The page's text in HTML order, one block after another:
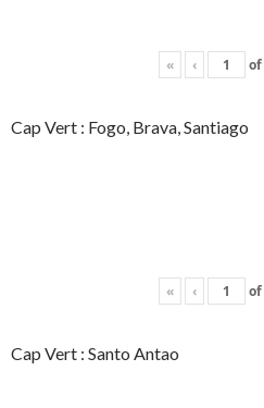
« ‹ of
Cap Vert : Fogo, Brava, Santiago
« ‹ of
Cap Vert : Santo Antao